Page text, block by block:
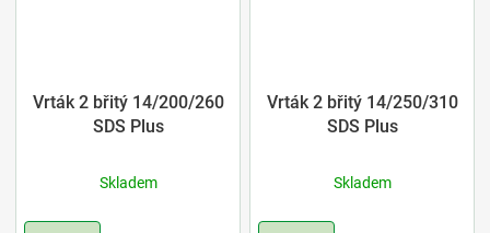
Vrták 2 břitý 14/200/260
SDS Plus
Skladem
Vrták 2 břitý 14/250/310
SDS Plus
Skladem